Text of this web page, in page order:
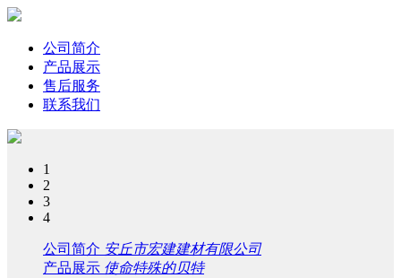
公司简介
产品展示
售后服务
联系我们
1
2
3
4
公司简介 安丘市宏建建材有限公司
产品展示 使命特殊的贝特